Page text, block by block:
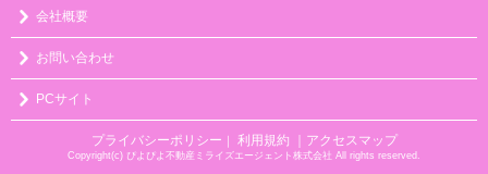
会社概要
お問い合わせ
PCサイト
プライバシーポリシー ｜ 利用規約 ｜アクセスマップ
Copyright(c) ぴよぴよ不動産ミライズエージェント株式会社 All rights reserved.